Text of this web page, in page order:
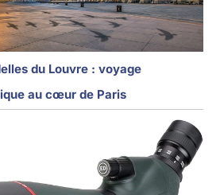
du Louvre : voyage
au cœur de Paris